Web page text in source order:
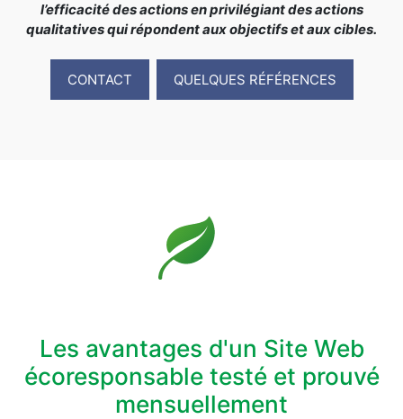
l’efficacité des actions en privilégiant des actions
qualitatives qui répondent aux objectifs et aux cibles.
CONTACT QUELQUES RÉFÉRENCES
Les avantages d'un Site Web
écoresponsable testé et prouvé
mensuellement